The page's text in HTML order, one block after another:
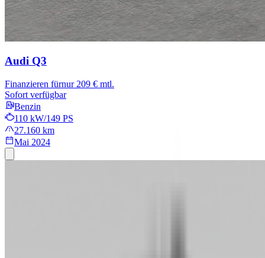
Audi Q3
Finanzieren fürnur 209 € mtl.
Sofort verfügbar
Benzin
110 kW/149 PS
27.160 km
Mai 2024